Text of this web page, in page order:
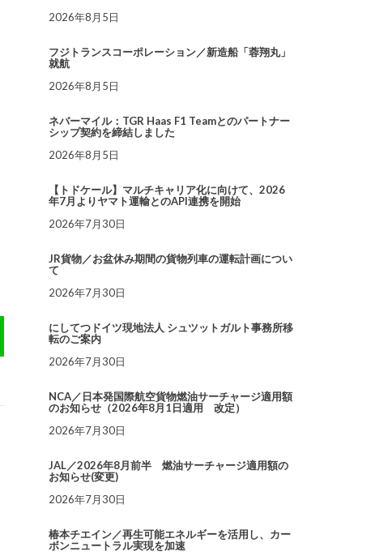
2026年8月5日
フジトランスコーポレーション／新造船「蓉翔丸」
就航
2026年8月5日
ネバーマイル：TGR Haas F1 Teamとのパートナー
シップ契約を締結しました
2026年8月5日
【トドケール】マルチキャリア化に向けて、2026
年7月よりヤマト運輸とのAPI連携を開始
2026年7月30日
JR貨物／お盆休み期間の貨物列車の運転計画につい
て
2026年7月30日
にしてつドイツ現地法人 シュツットガルト事務所移
転のご案内
2026年7月30日
NCA／日本発国際航空貨物燃油サーチャージ適用額
のお知らせ（2026年8月1日適用 改定）
2026年7月30日
JAL／2026年8月前半 燃油サーチャージ適用額の
お知らせ(変更)
2026年7月30日
椿本チエイン／再生可能エネルギーを活用し、カー
ボンニュートラル実現を加速